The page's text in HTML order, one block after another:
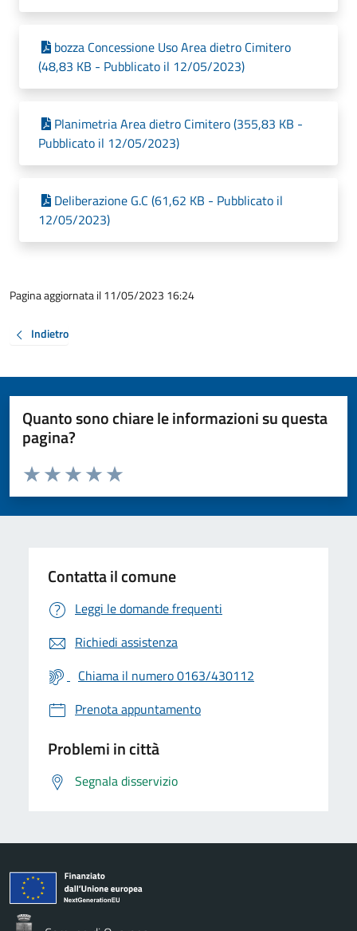
bozza Concessione Uso Area dietro Cimitero
(48,83 KB - Pubblicato il 12/05/2023)
Planimetria Area dietro Cimitero (355,83 KB -
Pubblicato il 12/05/2023)
Deliberazione G.C (61,62 KB - Pubblicato il
12/05/2023)
Pagina aggiornata il 11/05/2023 16:24
Indietro
Quanto sono chiare le informazioni su questa
pagina?
Valuta da 1 a 5 stelle la pagina
Valuta 5 stelle su 5
Valuta 4 stelle su 5
Valuta 3 stelle su 5
Valuta 2 stelle su 5
Valuta 1 stelle su 5
Contatta il comune
Leggi le domande frequenti
Richiedi assistenza
Chiama il numero 0163/430112
Prenota appuntamento
Problemi in città
Segnala disservizio